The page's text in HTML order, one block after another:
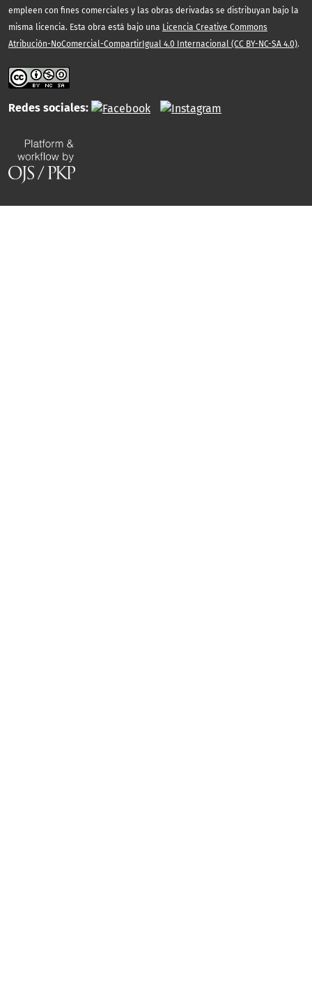
empleen con fines comerciales y las obras derivadas se distribuyan bajo la
misma licencia. Esta obra está bajo una Licencia Creative Commons
Atribución-NoComercial-CompartirIgual 4.0 Internacional (CC BY-NC-SA 4.0).
Redes sociales: